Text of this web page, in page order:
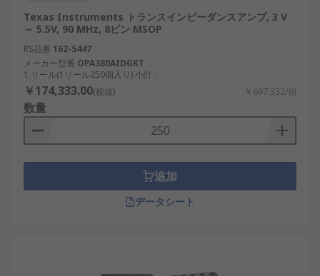
Texas Instruments トランスインピーダンスアンプ, 3 V
～ 5.5V, 90 MHz, 8ピン MSOP
RS品番 162-5447
メーカー型番 OPA380AIDGKT
1 リール(1リール250個入り) 小計：
￥174,333.00(税抜) ￥697.332/個
数量
追加
データシート